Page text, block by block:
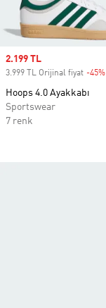
Sale price
2.199 TL
3.999 TL Orijinal fiyat -45%
Hoops 4.0 Ayakkabı
Sportswear
7 renk